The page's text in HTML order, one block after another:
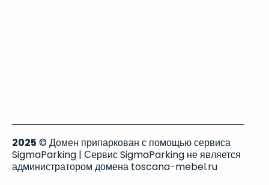
2025 © Домен припаркован с помощью сервиса
SigmaParking | Сервис SigmaParking не является
администратором домена toscana-mebel.ru